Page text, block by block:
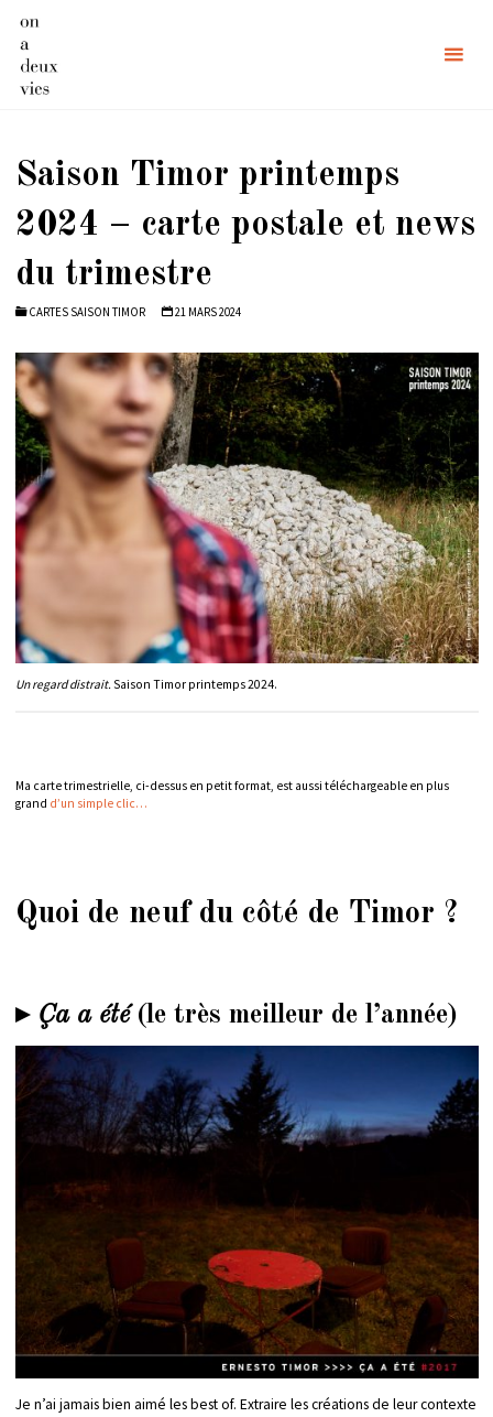
content
Saison Timor printemps
2024 – carte postale et news
du trimestre
CARTES SAISON TIMOR 21 MARS 2024
Un regard distrait.Saison Timor printemps 2024.
Ma carte trimestrielle, ci-dessus en petit format, est aussi téléchargeable en plus
grand d’un simple clic…
Quoi de neuf du côté de Timor ?
▸ Ça a été(le très meilleur de l’année)
Je n’ai jamais bien aimé les best of. Extraire les créations de leur contexte